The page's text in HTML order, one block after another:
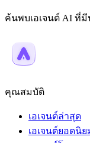
ค้นพบเอเจนต์ AI ที่มี
คุณสมบัติ
เอเจนต์ล่าสุด
เอเจนต์ยอดนิย